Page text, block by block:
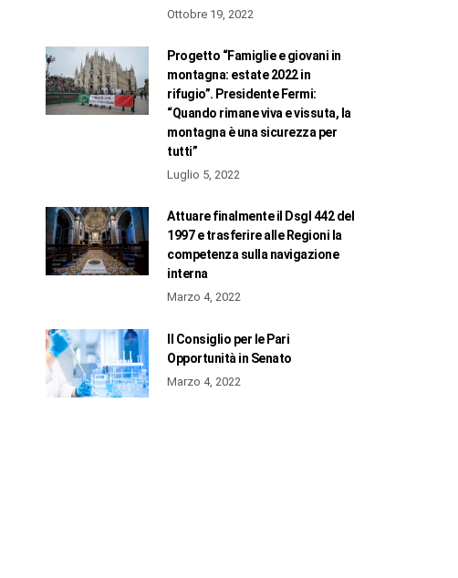
Ottobre 19, 2022
Progetto “Famiglie e giovani in
montagna: estate 2022 in
rifugio”. Presidente Fermi:
“Quando rimane viva e vissuta, la
montagna è una sicurezza per
tutti”
Luglio 5, 2022
Attuare finalmente il Dsgl 442 del
1997 e trasferire alle Regioni la
competenza sulla navigazione
interna
Marzo 4, 2022
Il Consiglio per le Pari
Opportunità in Senato
Marzo 4, 2022